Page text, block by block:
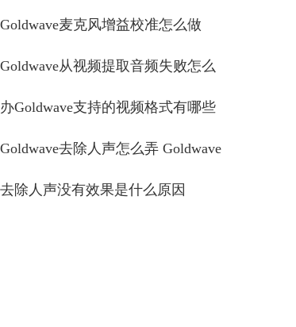
Goldwave麦克风增益校准怎么做
Goldwave从视频提取音频失败怎么
办Goldwave支持的视频格式有哪些
Goldwave去除人声怎么弄 Goldwave
去除人声没有效果是什么原因